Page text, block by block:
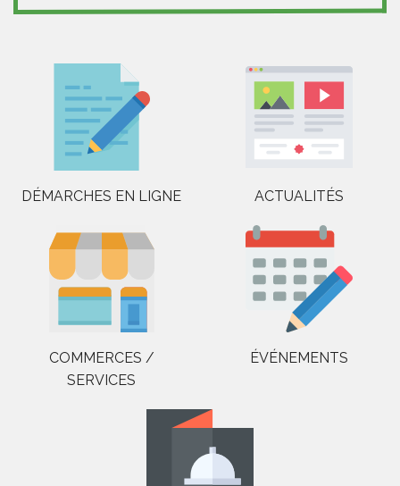
DÉMARCHES EN LIGNE ACTUALITÉS
COMMERCES /
SERVICES
ÉVÉNEMENTS